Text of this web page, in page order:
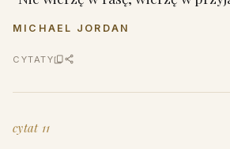
MICHAEL JORDAN
CYTATY
cytat 11